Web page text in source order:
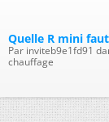
Quelle R mini
Par inviteb9e1fd91
chauffage